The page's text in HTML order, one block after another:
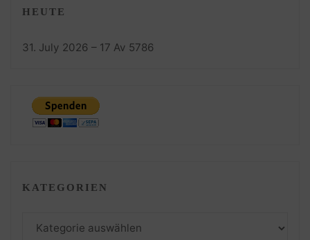
HEUTE
31. July 2026 – 17 Av 5786
KATEGORIEN
Kategorien